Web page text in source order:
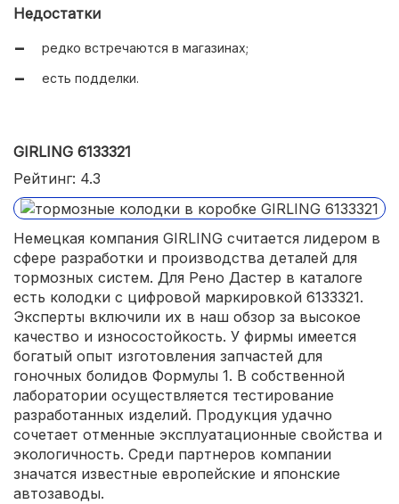
Недостатки
редко встречаются в магазинах;
есть подделки.
GIRLING 6133321
Рейтинг: 4.3
Немецкая компания GIRLING считается лидером в
сфере разработки и производства деталей для
тормозных систем. Для Рено Дастер в каталоге
есть колодки с цифровой маркировкой 6133321.
Эксперты включили их в наш обзор за высокое
качество и износостойкость. У фирмы имеется
богатый опыт изготовления запчастей для
гоночных болидов Формулы 1. В собственной
лаборатории осуществляется тестирование
разработанных изделий. Продукция удачно
сочетает отменные эксплуатационные свойства и
экологичность. Среди партнеров компании
значатся известные европейские и японские
автозаводы.